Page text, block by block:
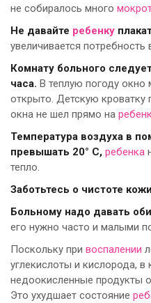
не собиралось много
Не давайте ребенку
увеличивается потребность
Комнату больного
часа. В теплую погоду
открыто. Детскую кроватку
окна не шел прямо на
Температура воздуха в
превышать 20° С, ребенка
тепло.
Заботьтесь о чистоте кожи
Больному надо давать
его нужно часто и малыми
Поскольку при воспалении
углекислоты и кислорода, в
недоокисленные продукты
Это ухудшает состояние